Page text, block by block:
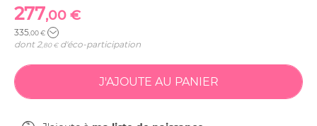
277,00 €
335,00 €
dont 2,80 €d'éco-participation